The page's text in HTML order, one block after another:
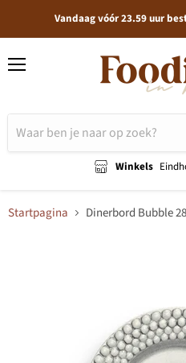
Vandaag vóór 23.59 uur
Winkels
Startpagina Dinerbord Bubble